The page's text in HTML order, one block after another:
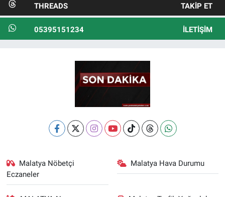
THREADS TAKIP ET
05395151234 İLETIŞIM
Malatya Nöbetçi
Eczaneler
Malatya Hava Durumu